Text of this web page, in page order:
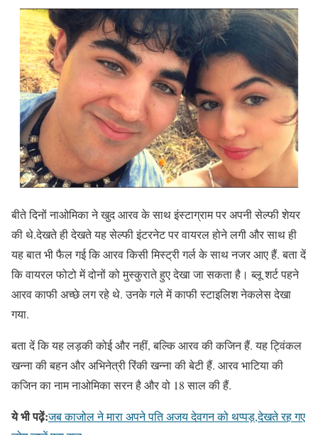
बीते दिनों नाओमिका ने खुद आरव के साथ इंस्टाग्राम पर अपनी सेल्फी शेयर
की थे.देखते ही देखते यह सेल्फी इंटरनेट पर वायरल होने लगी और साथ ही
यह बात भी फैल गई कि आरव किसी मिस्ट्री गर्ल के साथ नजर आए हैं. बता दें
कि वायरल फोटो में दोनों को मुस्कुराते हुए देखा जा सकता है। ब्लू शर्ट पहने
आरव काफी अच्छे लग रहे थे. उनके गले में काफी स्टाइलिश नेकलेस देखा
गया.
बता दें कि यह लड़की कोई और नहीं, बल्कि आरव की कजिन हैं. यह ट्विंकल
खन्ना की बहन और अभिनेत्री रिंकी खन्ना की बेटी हैं. आरव भाटिया की
कजिन का नाम नाओमिका सरन है और वो 18 साल की हैं.
ये भी पढ़ें:जब काजोल ने मारा अपने पति अजय देवगन को थप्पड़,देखते रह गए